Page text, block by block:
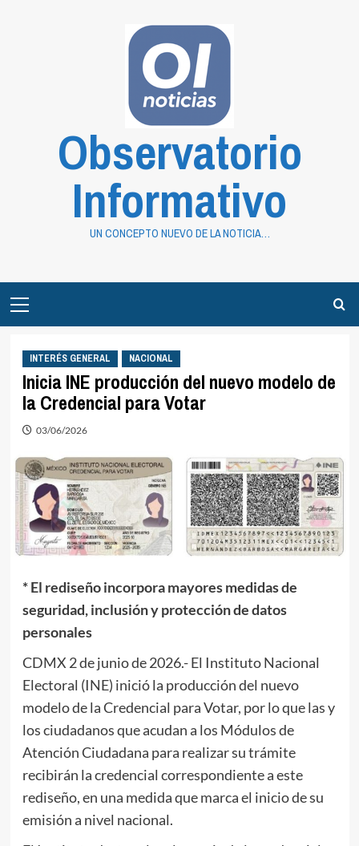
Observatorio
Informativo
UN CONCEPTO NUEVO DE LA NOTICIA…
Menu
INTERÉS GENERAL NACIONAL
Inicia INE producción del nuevo modelo de
la Credencial para Votar
03/06/2026
* El rediseño incorpora mayores medidas de
seguridad, inclusión y protección de datos
personales
CDMX 2 de junio de 2026.- El Instituto Nacional
Electoral (INE) inició la producción del nuevo
modelo de la Credencial para Votar, por lo que las y
los ciudadanos que acudan a los Módulos de
Atención Ciudadana para realizar su trámite
recibirán la credencial correspondiente a este
rediseño, en una medida que marca el inicio de su
emisión a nivel nacional.